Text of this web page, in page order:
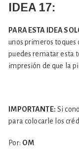
IDEA 17:
PARA ESTA IDEA
unos primeros
puedes rematar esta
impresión de que la
IMPORTANTE: Si
para colocarle los
Por: OM